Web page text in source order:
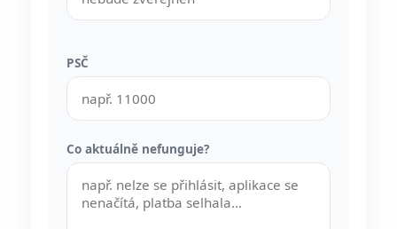
PSČ
Co aktuálně nefunguje?